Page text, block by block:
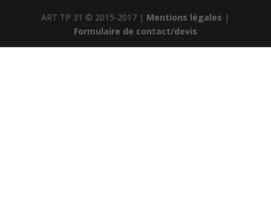
ART TP 31 © 2015-2017 | Mentions légales |
Formulaire de contact/devis